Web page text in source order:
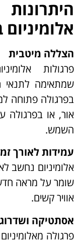
הצללה מיטבית
פרגולות
שמתאימה לתנאי
בפרגולה פתוחה
אור, או בפרגולה
השמש.
עמידות לאורך
אלומיניום נחשב
שומר על מראה
אוויר קשים.
אסתטיקה
פרגולה